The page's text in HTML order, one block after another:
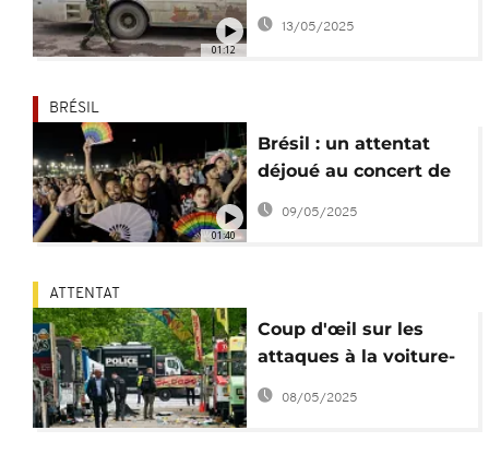
01:12
entre l’Inde et le
Pakistan
13/05/2025
01:40
BRÉSIL
Brésil : un attentat
déjoué au concert de
Lady Gaga
09/05/2025
ATTENTAT
Coup d'œil sur les
attaques à la voiture-
bélier à travers le
08/05/2025